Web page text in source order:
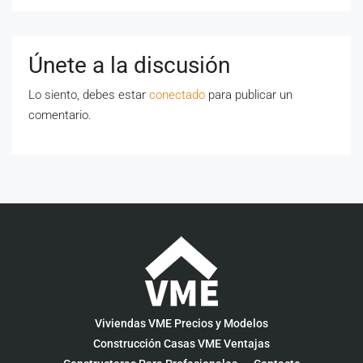
Únete a la discusión
Lo siento, debes estar conectado para publicar un
comentario.
Viviendas VME Precios y Modelos
Construcción Casas VME Ventajas